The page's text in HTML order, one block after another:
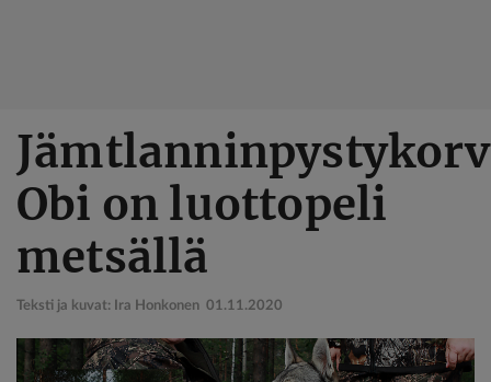
pääsisältöön
Obi on luottopeli
metsällä
Teksti ja kuvat: Ira Honkonen 01.11.2020